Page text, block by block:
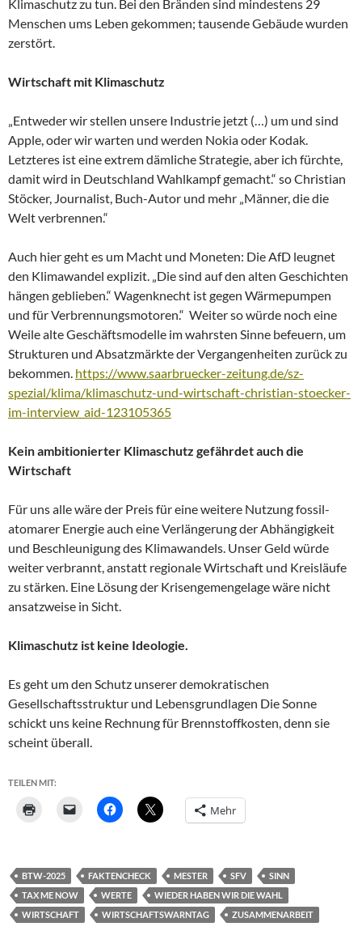
Klimaschutz zu tun. Bei den Bränden sind mindestens 29
Menschen ums Leben gekommen; tausende Gebäude wurden
zerstört.
Wirtschaft mit Klimaschutz
„Entweder wir stellen unsere Industrie jetzt (…) um und sind
Apple, oder wir warten und werden Nokia oder Kodak.
Letzteres ist eine extrem dämliche Strategie, aber ich fürchte,
damit wird in Deutschland Wahlkampf gemacht.“ so Christian
Stöcker, Journalist, Buch-Autor und mehr „Männer, die die
Welt verbrennen.“
Auch hier geht es um Macht und Moneten: Die AfD leugnet
den Klimawandel explizit. „Die sind auf den alten Geschichten
hängen geblieben.“ Wagenknecht ist gegen Wärmepumpen
und für Verbrennungsmotoren.“ Weiter so würde noch eine
Weile alte Geschäftsmodelle im wahrsten Sinne befeuern, um
Strukturen und Absatzmärkte der Vergangenheiten zurück zu
bekommen. https://www.saarbruecker-zeitung.de/sz-
spezial/klima/klimaschutz-und-wirtschaft-christian-stoecker-
im-interview_aid-123105365
Kein ambitionierter Klimaschutz gefährdet auch die
Wirtschaft
Für uns alle wäre der Preis für eine weitere Nutzung fossil-
atomarer Energie auch eine Verlängerung der Abhängigkeit
und Beschleunigung des Klimawandels. Unser Geld würde
weiter verbrannt, anstatt regionale Wirtschaft und Kreisläufe
zu stärken. Eine Lösung der Krisengemengelage wäre nicht
ansatzweise in Sicht.
Klimaschutz ist keine Ideologie.
Es geht um den Schutz unserer demokratischen
Gesellschaftsstruktur und Lebensgrundlagen Die Sonne
schickt uns keine Rechnung für Brennstoffkosten, denn sie
scheint überall.
TEILEN MIT:
Mehr
BTW-2025 FAKTENCHECK MESTER SFV
SINN
TAX ME NOW
WERTE
WIEDER HABEN WIR DIE WAHL
WIRTSCHAFT
WIRTSCHAFTSWARNTAG ZUSAMMENARBEIT